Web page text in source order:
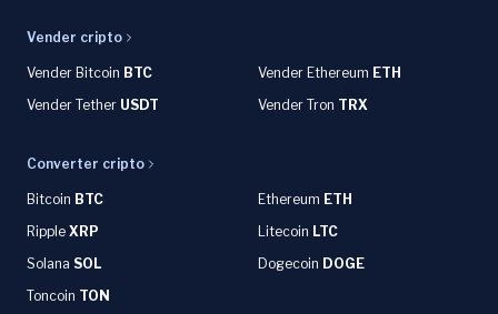
Vender cripto
Vender Bitcoin BTC Vender Ethereum ETH
Vender Tether USDT Vender Tron TRX
Converter cripto
Bitcoin BTC Ethereum ETH
Ripple XRP Litecoin LTC
Solana SOL Dogecoin DOGE
Toncoin TON